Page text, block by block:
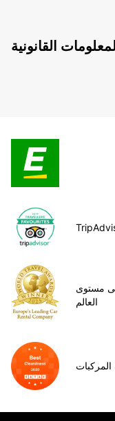
المعلومات القانونية
مستوى
العالم